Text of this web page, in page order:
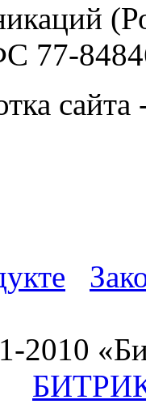
77-
сайта
2010